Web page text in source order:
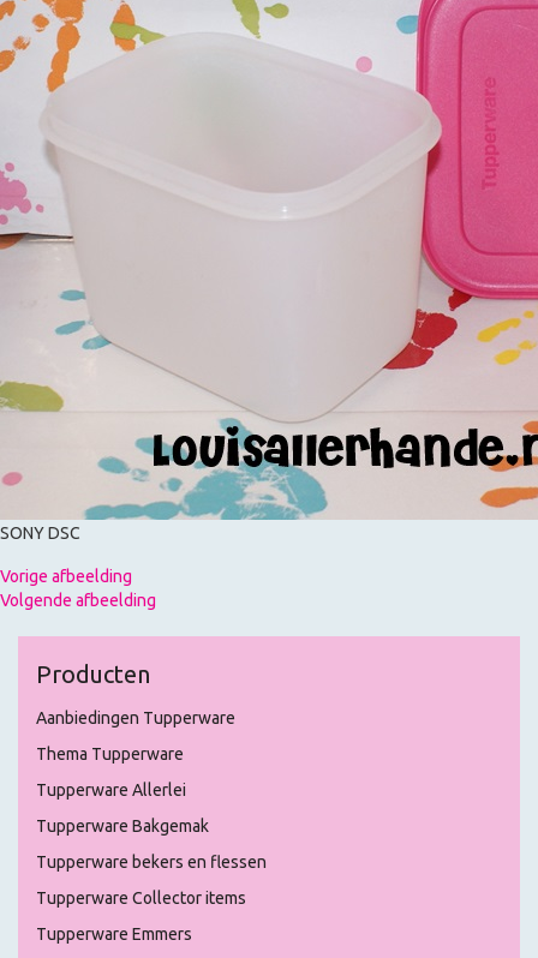
SONY DSC
Vorige afbeelding
Volgende afbeelding
Producten
Aanbiedingen Tupperware
Thema Tupperware
Tupperware Allerlei
Tupperware Bakgemak
Tupperware bekers en flessen
Tupperware Collector items
Tupperware Emmers